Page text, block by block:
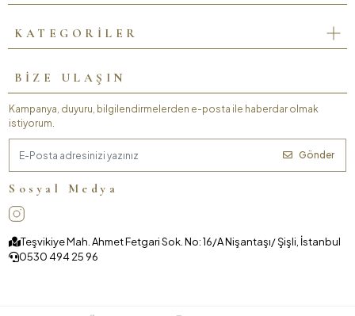
KATEGORİLER
BİZE ULAŞIN
Kampanya, duyuru, bilgilendirmelerden e-posta ile haberdar olmak
istiyorum.
Gönder
Sosyal Medya
Teşvikiye Mah. Ahmet Fetgari Sok. No: 16/A Nişantaşı/ Şişli, İstanbul
0530 494 25 96